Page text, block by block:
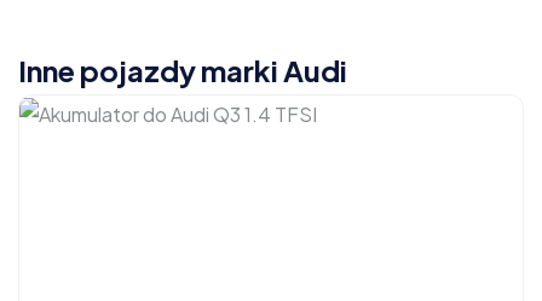
Inne pojazdy marki Audi